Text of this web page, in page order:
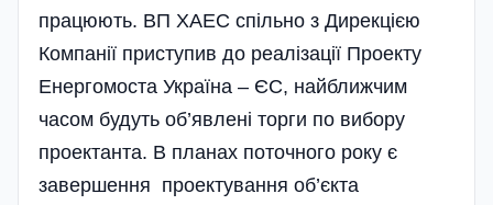
працюють. ВП ХАЕС спільно з Дирекцією
Компанії приступив до реалі­зації Проекту
Енергомоста Україна – ЄС, найближчим
часом будуть об’явлені торги по вибору
проектанта. В планах поточного року є
завершення проектування об’єкта